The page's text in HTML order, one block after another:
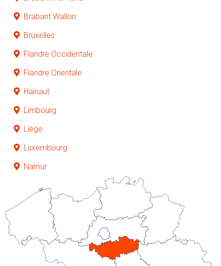
Brabant Wallon
Bruxelles
Flandre Occidentale
Flandre Orientale
Hainaut
Limbourg
Liège
Luxembourg
Namur